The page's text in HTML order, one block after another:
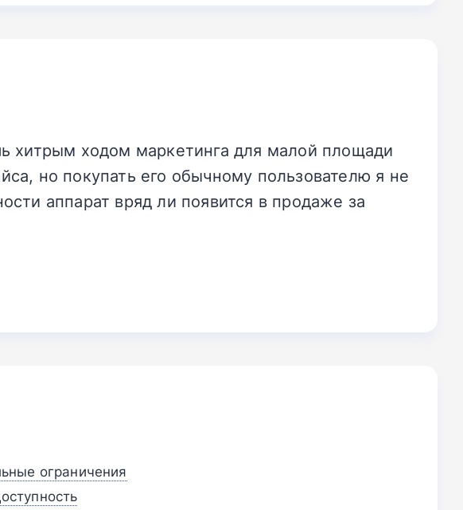
хитрым ходом маркетинга для малой площади
но покупать его обычному пользователю я не
аппарат вряд ли появится в продаже за
ограничения